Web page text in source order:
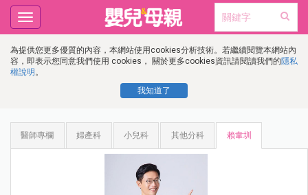
為提供您更多優質的內容，本網站使用cookies分析技術。若繼續閱覽本網站內
容，即表示您同意我們使用 cookies， 關於更多cookies資訊請閱讀我們的隱私
權說明 。
我知道了
Toggle
navigation
醫師專欄 婦產科 小兒科 其他分科 賴韋圳